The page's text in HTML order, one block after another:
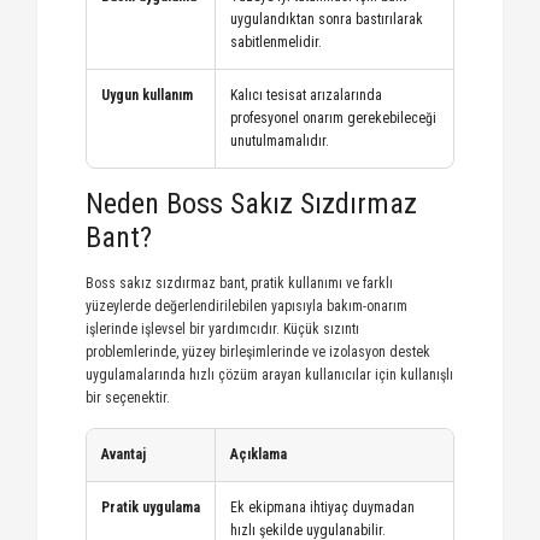
uygulandıktan sonra bastırılarak
sabitlenmelidir.
Uygun kullanım
Kalıcı tesisat arızalarında
profesyonel onarım gerekebileceği
unutulmamalıdır.
Neden Boss Sakız Sızdırmaz
Bant?
Boss sakız sızdırmaz bant, pratik kullanımı ve farklı
yüzeylerde değerlendirilebilen yapısıyla bakım-onarım
işlerinde işlevsel bir yardımcıdır. Küçük sızıntı
problemlerinde, yüzey birleşimlerinde ve izolasyon destek
uygulamalarında hızlı çözüm arayan kullanıcılar için kullanışlı
bir seçenektir.
Avantaj Açıklama
Pratik uygulama
Ek ekipmana ihtiyaç duymadan
hızlı şekilde uygulanabilir.